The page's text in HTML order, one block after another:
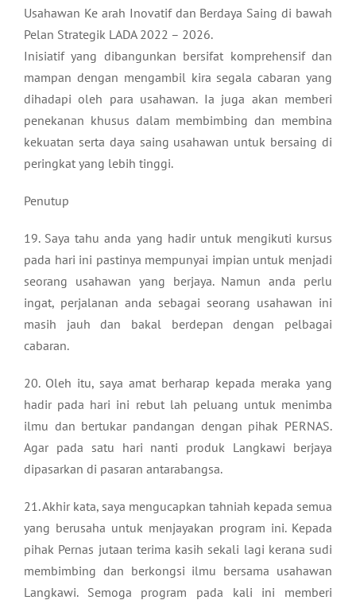
Usahawan Ke arah Inovatif dan Berdaya Saing di bawah
Pelan Strategik LADA 2022 – 2026.
Inisiatif yang dibangunkan bersifat komprehensif dan
mampan dengan mengambil kira segala cabaran yang
dihadapi oleh para usahawan. Ia juga akan memberi
penekanan khusus dalam membimbing dan membina
kekuatan serta daya saing usahawan untuk bersaing di
peringkat yang lebih tinggi.
Penutup
19. Saya tahu anda yang hadir untuk mengikuti kursus
pada hari ini pastinya mempunyai impian untuk menjadi
seorang usahawan yang berjaya. Namun anda perlu
ingat, perjalanan anda sebagai seorang usahawan ini
masih jauh dan bakal berdepan dengan pelbagai
cabaran.
20. Oleh itu, saya amat berharap kepada meraka yang
hadir pada hari ini rebut lah peluang untuk menimba
ilmu dan bertukar pandangan dengan pihak PERNAS.
Agar pada satu hari nanti produk Langkawi berjaya
dipasarkan di pasaran antarabangsa.
21. Akhir kata, saya mengucapkan tahniah kepada semua
yang berusaha untuk menjayakan program ini. Kepada
pihak Pernas jutaan terima kasih sekali lagi kerana sudi
membimbing dan berkongsi ilmu bersama usahawan
Langkawi. Semoga program pada kali ini memberi